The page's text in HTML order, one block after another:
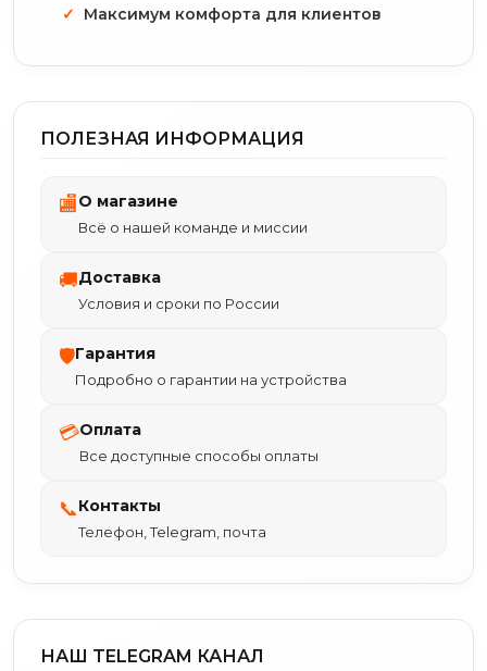
Максимум комфорта для клиентов
ПОЛЕЗНАЯ ИНФОРМАЦИЯ
🏬О магазине
Всё о нашей команде и миссии
🚚Доставка
Условия и сроки по России
🛡Гарантия
Подробно о гарантии на устройства
💳Оплата
Все доступные способы оплаты
📞Контакты
Телефон, Telegram, почта
НАШ TELEGRAM КАНАЛ